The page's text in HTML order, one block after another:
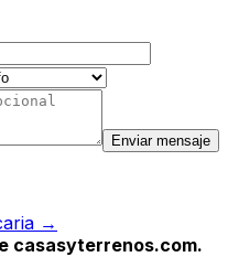
Enviar mensaje
→
casasyterrenos.com.